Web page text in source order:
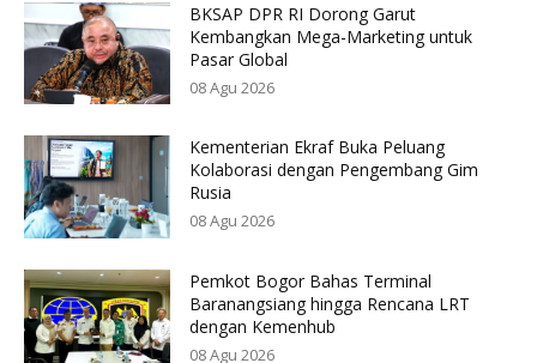
BKSAP DPR RI Dorong Garut
Kembangkan Mega-Marketing untuk
Pasar Global
08 Agu 2026
Kementerian Ekraf Buka Peluang
Kolaborasi dengan Pengembang Gim
Rusia
08 Agu 2026
Pemkot Bogor Bahas Terminal
Baranangsiang hingga Rencana LRT
dengan Kemenhub
08 Agu 2026